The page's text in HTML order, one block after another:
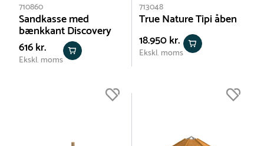
710860
Sandkasse med
bænkkant Discovery
616 kr.
Ekskl. moms
713048
True Nature Tipi åben
18.950 kr.
Ekskl. moms